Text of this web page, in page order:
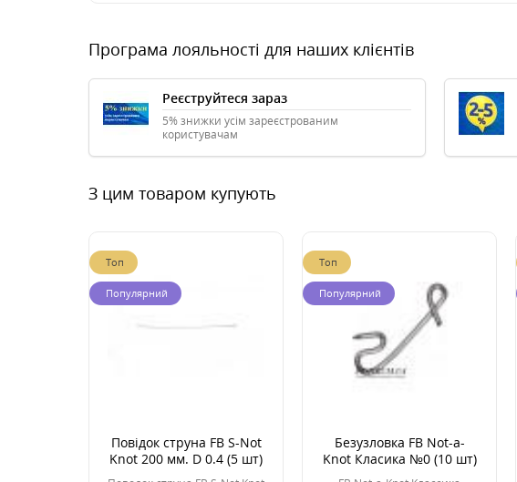
Програма лояльності для наших клієнтів
Реєструйтеся зараз
5% знижки усім зареєстрованим
користувачам
З цим товаром купують
Топ
Популярний
Повідок струна FB S-Not
Knot 200 мм. D 0.4 (5 шт)
Топ
Популярний
Безузловка FB Not-a-
Knot Класика №0 (10 шт)